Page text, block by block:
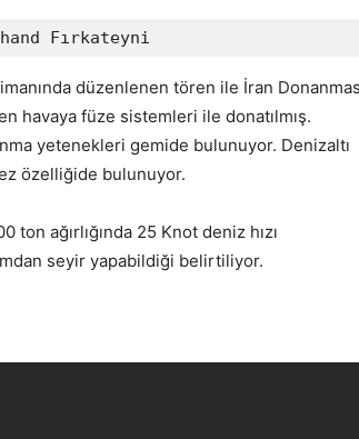
Sahand Fırkateyni
düzenlenen tören ile İran
havaya füze sistemleri ile donatılmış.
yetenekleri gemide bulunuyor. Denizaltı
özelliğide bulunuyor.
ağırlığında 25 Knot deniz hızı
seyir yapabildiği belirtiliyor.